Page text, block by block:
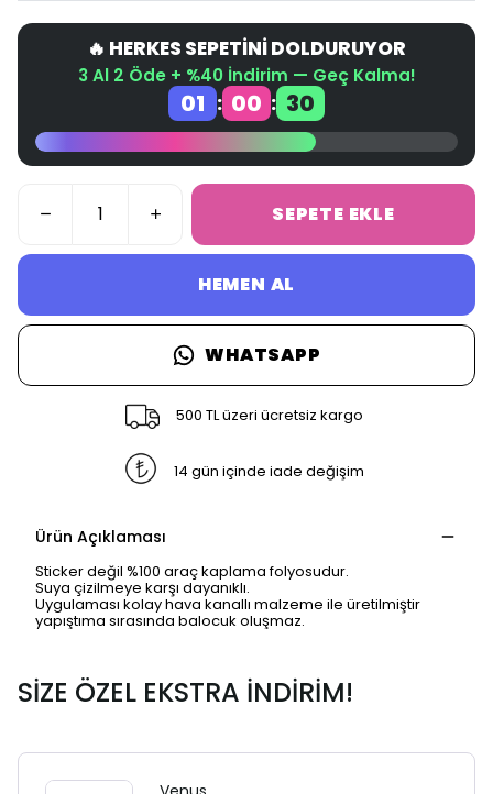
🔥 HERKES SEPETİNİ DOLDURUYOR
3 Al 2 Öde + %40 İndirim — Geç Kalma!
01 : 00 : 30
SEPETE EKLE
HEMEN AL
WHATSAPP
500 TL üzeri ücretsiz kargo
14 gün içinde iade değişim
Ürün Açıklaması
Sticker değil %100 araç kaplama folyosudur.
Suya çizilmeye karşı dayanıklı.
Uygulaması kolay hava kanallı malzeme ile üretilmiştir
yapıştıma sırasında balocuk oluşmaz.
SİZE ÖZEL EKSTRA İNDİRİM!